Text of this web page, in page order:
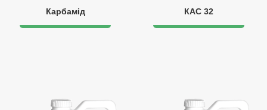
Карбамід КАС 32